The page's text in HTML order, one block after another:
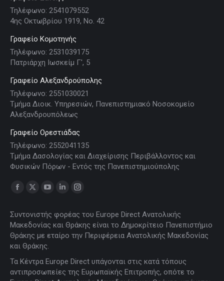
Τηλέφωνο: 2541079552
4ης Οκτωβρίου 1919, Νο. 42
Γραφείο Κομοτηνής
Τηλέφωνο: 2531039175
Πατριάρχη Ιωσκείμ Γ', 5
Γραφείο Αλεξανδρούπολης
Τηλέφωνο: 2551030021
Τμήμα Διοικ. Υπηρεσιών, Πανεπιστημιακό Νοσοκομείο
Αλεξανδρουπόλεως
Γραφείο Ορεστιάδας
Τηλέφωνο: 2552041135
Τμήμα Δασολογίας και Διαχείρισης Περιβάλλοντος και
Φυσικών Πόρων - Εντός της Πανεπιστημιούπολης
Find us on:
Facebook
opens
in
new
window
X
opens
new
window
YouTube
opens
in
new
window
Linkedin
opens
window
Instagram
opens
window
Συντονιστής φορέας του Europe Direct Ανατολικής
Μακεδονίας και Θράκης είναι το Δημοκρίτειο Πανεπιστήμιο
Θράκης με εταίρο την Περιφέρεια Ανατολικής Μακεδονίας
και Θράκης.
Τα Κέντρα Europe Direct υπάγονται στις κατά τόπους
αντιπροσωπείες της Ευρωπαϊκής Επιτροπής, οπότε το